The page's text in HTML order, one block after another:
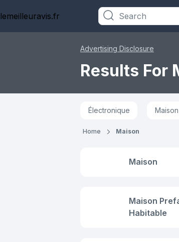
lemeilleuravis.fr
Advertising Disclosure
Results For
Électronique
Home Maison
Maison
Maison
Habitable